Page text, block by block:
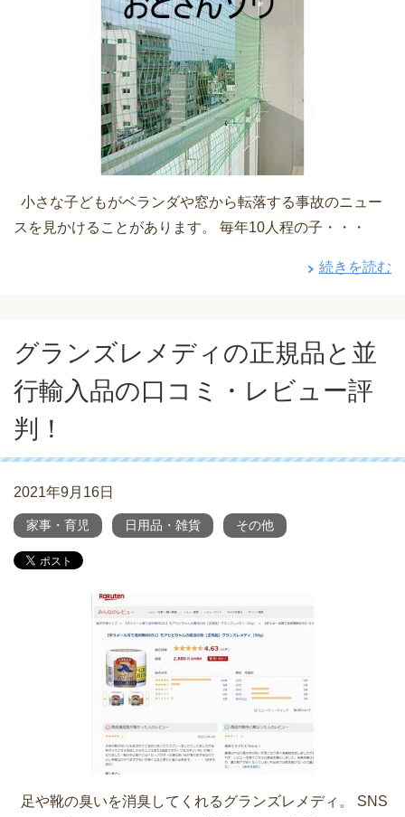
小さな子どもがベランダや窓から転落する事故のニュー
スを見かけることがあります。 毎年10人程の子・・・
続きを読む
グランズレメディの正規品と並
行輸入品の口コミ・レビュー評
判！
2021年9月16日
家事・育児 日用品・雑貨 その他
足や靴の臭いを消臭してくれるグランズレメディ。 SNS